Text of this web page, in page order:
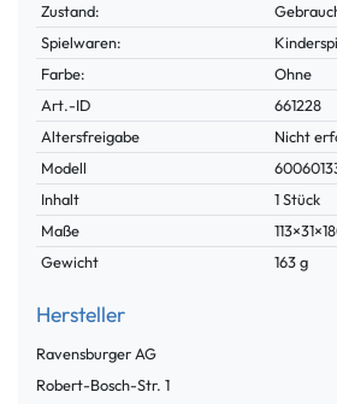
Zustand:
Spielwaren:
Farbe:
Ohne
Technisches
Merkmal
Wert
Art.-ID
661228
Altersfreigabe
Nicht
Modell
Inhalt
1 Stück
Maße
Gewicht
163 g
Hersteller
Ravensburger AG
Robert-Bosch-Str. 1